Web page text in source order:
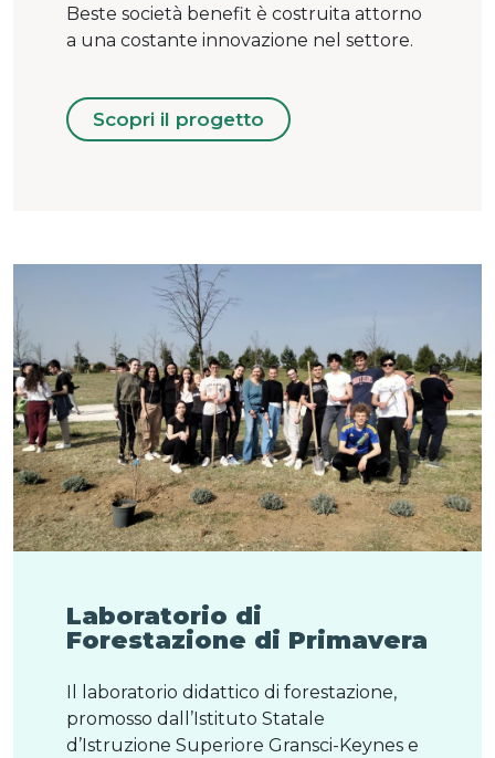
Beste società benefit è costruita attorno
a una costante innovazione nel settore.
Scopri il progetto
Laboratorio di
Forestazione di Primavera
Il laboratorio didattico di forestazione,
promosso dall’Istituto Statale
d’Istruzione Superiore Gransci-Keynes e